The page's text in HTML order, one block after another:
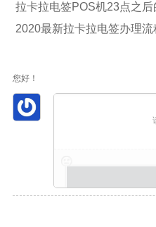
拉卡拉电签POS机23点之
2020最新拉卡拉电签办理流
您好！